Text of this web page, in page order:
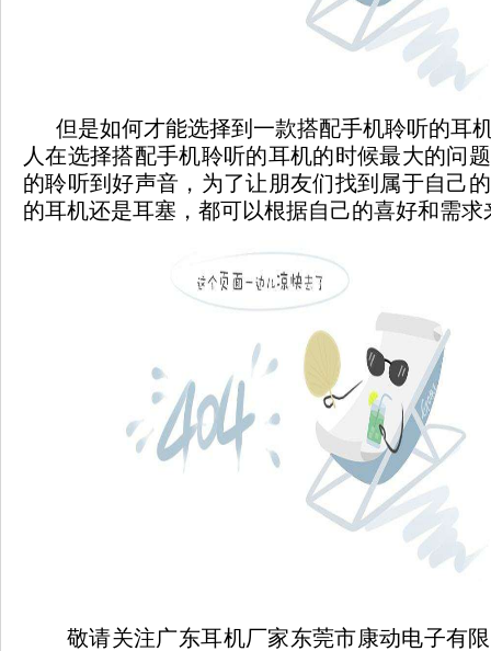
但是如何才能选择到一款搭配手机聆听的耳
人在选择搭配手机聆听的耳机的时候最大的问
的聆听到好声音，为了让朋友们找到属于自己
的耳机还是耳塞，都可以根据自己的喜好和需求
敬请关注广东耳机厂家东莞市康动电子有